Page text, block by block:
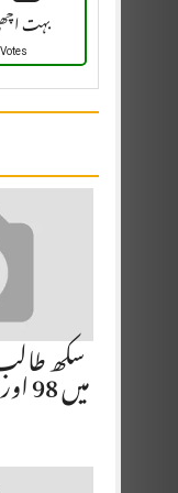
بہت
سکھ